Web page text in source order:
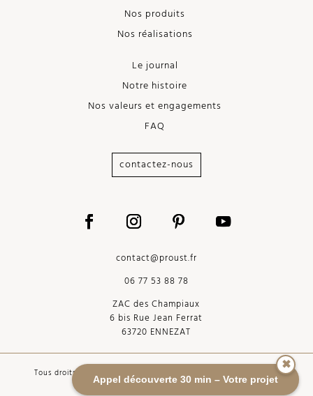
Appel découverte 30 min – Votre projet
Nos produits
Nos réalisations
Le journal
Notre histoire
Nos valeurs et engagements
FAQ
contactez-nous
contact@proust.fr
06 77 53 88 78
ZAC des Champiaux
6 bis Rue Jean Ferrat
63720 ENNEZAT
Tous droits réservés Proust.fr - Réalisation Imaginarium Vichy
MaintenanceAdrien Bouchez
✖